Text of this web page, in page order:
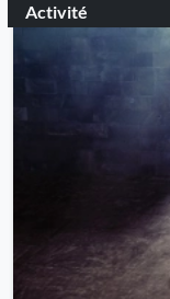
Activité